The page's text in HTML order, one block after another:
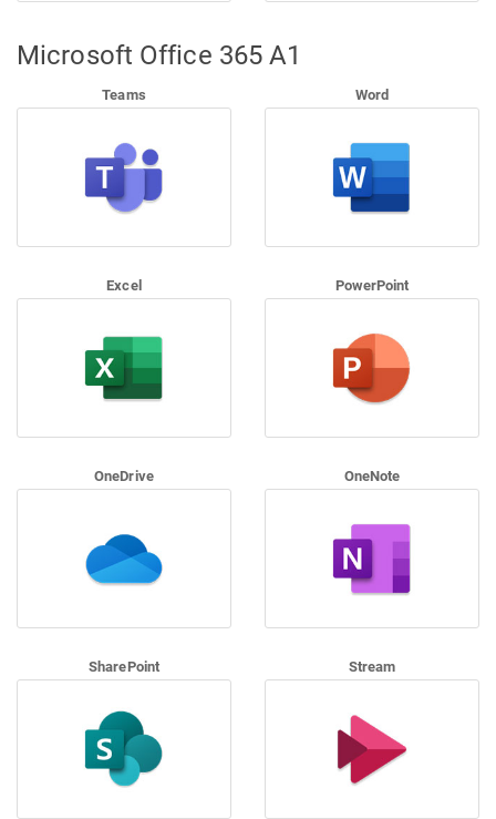
Microsoft Office 365 A1
Teams Word
Excel PowerPoint
OneDrive OneNote
SharePoint Stream